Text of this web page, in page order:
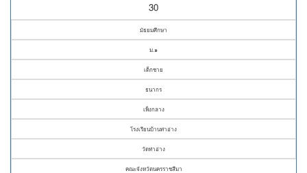
30
มัธยมศึกษา
ม.๑
เด็กชาย
ธนากร
เพ็งกลาง
โรงเรียนบ้านท่าอ่าง
วัดท่าอ่าง
คณะจังหวัดนครราชสีมา